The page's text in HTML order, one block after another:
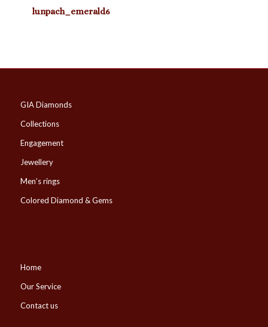
lunpach_emerald6
GIA Diamonds
Collections
Engagement
Jewellery
Men’s rings
Colored Diamond & Gems
Home
Our Service
Contact us